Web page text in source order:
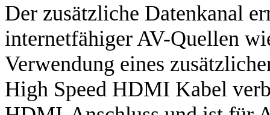
Der zusätzliche Datenkanal
internetfähiger AV-Quellen
Verwendung eines
High Speed HDMI Kabel